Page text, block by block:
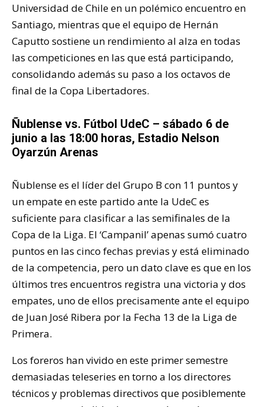
Universidad de Chile en un polémico encuentro en
Santiago, mientras que el equipo de Hernán
Caputto sostiene un rendimiento al alza en todas
las competiciones en las que está participando,
consolidando además su paso a los octavos de
final de la Copa Libertadores.
Ñublense vs. Fútbol UdeC – sábado 6 de
junio a las 18:00 horas, Estadio Nelson
Oyarzún Arenas
Ñublense es el líder del Grupo B con 11 puntos y
un empate en este partido ante la UdeC es
suficiente para clasificar a las semifinales de la
Copa de la Liga. El ‘Campanil’ apenas sumó cuatro
puntos en las cinco fechas previas y está eliminado
de la competencia, pero un dato clave es que en los
últimos tres encuentros registra una victoria y dos
empates, uno de ellos precisamente ante el equipo
de Juan José Ribera por la Fecha 13 de la Liga de
Primera.
Los foreros han vivido en este primer semestre
demasiadas teleseries en torno a los directores
técnicos y problemas directivos que posiblemente